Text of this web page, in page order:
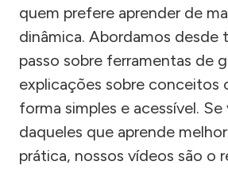
quem prefere aprender de
dinâmica. Abordamos desde
passo sobre ferramentas de
explicações sobre conceitos
forma simples e acessível.
daqueles que aprende
prática, nossos vídeos são o